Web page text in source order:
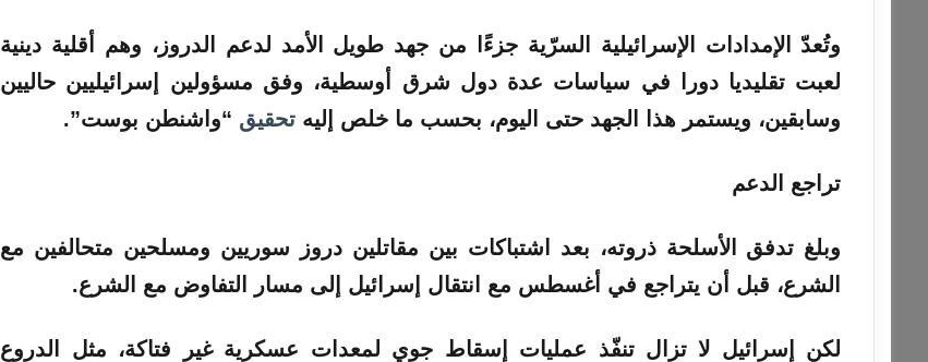
وتُعدّ الإمدادات الإسرائيلية السرّية جزءًا من جهد طويل الأمد لدعم الدروز، وهم أقلية دينية
لعبت تقليديا دورا في سياسات عدة دول شرق أوسطية، وفق مسؤولين إسرائيليين حاليين
وسابقين، ويستمر هذا الجهد حتى اليوم، بحسب ما خلص إليه تحقيق “واشنطن بوست”.
تراجع الدعم
وبلغ تدفق الأسلحة ذروته، بعد اشتباكات بين مقاتلين دروز سوريين ومسلحين متحالفين مع
الشرع، قبل أن يتراجع في أغسطس مع انتقال إسرائيل إلى مسار التفاوض مع الشرع.
لكن إسرائيل لا تزال تنفّذ عمليات إسقاط جوي لمعدات عسكرية غير فتاكة، مثل الدروع